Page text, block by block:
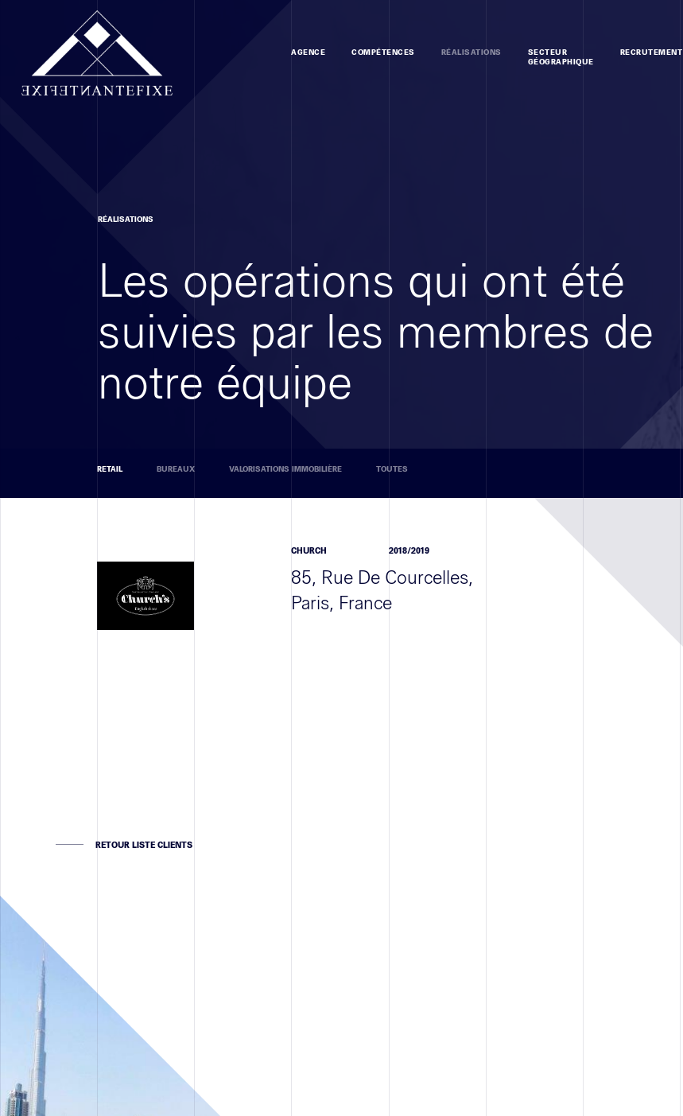
AGENCE COMPÉTENCES RÉALISATIONS
SECTEUR
GÉOGRAPHIQUE
RECRUTEMENT
RÉALISATIONS
Les opérations qui ont été
suivies par les membres de
notre équipe
RETAIL BUREAUX VALORISATIONS IMMOBILIÈRE TOUTES
CHURCH 2018/2019
85, Rue De Courcelles,
Paris, France
RETOUR LISTE CLIENTS